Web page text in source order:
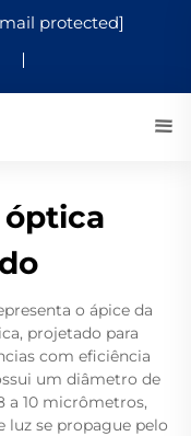
protected]
o ápice da
projetado para
com eficiência
um diâmetro de
a 10 micrômetros,
luz se propague pelo